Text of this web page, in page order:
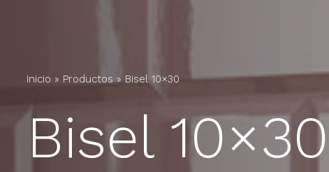
Inicio » Productos» Bisel 10×30
Bisel 10×30